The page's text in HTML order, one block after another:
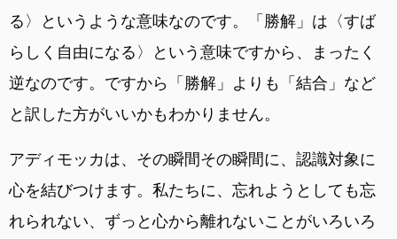
る〉というような意味なのです。「勝解」は〈すば
らしく自由になる〉という意味ですから、まったく
逆なのです。ですから「勝解」よりも「結合」など
と訳した方がいいかもわかりません。
アディモッカは、その瞬間その瞬間に、認識対象に
心を結びつけます。私たちに、忘れようとしても忘
れられない、ずっと心から離れないことがいろいろ